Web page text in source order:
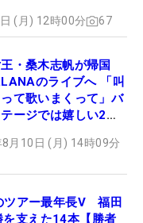
(月) 12時00分 67
・桑木志帆が帰国
のライブへ 「叫
て歌いまくって」バ
ージでは嬉しい2シ
月10日 (月) 14時09分
ツアー最年長V 福田
支えた14本【勝者